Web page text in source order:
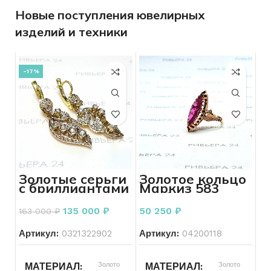
Новые поступления ювелирных
изделий и техники
-17%
Золотые серьги
с бриллиантами
585 пробы 12.55
грамм
163 000₽ 135 000 ₽
Артикул: 0321322902
МАТЕРИАЛ Золото
Золотое кольцо
Маркиз 583
проба СССР 6.70
грамм
50 250 ₽
Артикул: 04200118
МАТЕРИАЛ Золото